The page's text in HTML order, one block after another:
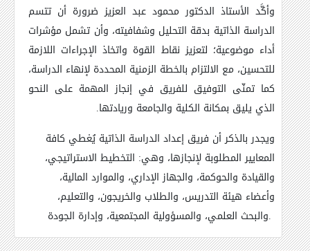
وأكَّد الأستاذ الدكتور محمود عبد العزيز ضرورة أن تتسم
الدراسة الذاتية بدقة التحليل وشفافيته، وأن تشمل مؤشرات
أداء موضوعية؛ لتعزيز نقاط القوة واتخاذ الإجراءات اللازمة
للتحسين، مع الالتزام بالخطة الزمنية المحددة لإنهاء الدراسة،
كما تمنّى التوفيق للفريق في إنجاز المهمة على النحو
الذي يليق بمكانة الكلية والجامعة وريادتها.
ويجدر بالذكر أن فريق إعداد الدراسة الذاتية يُغطي كافة
المعايير المطلوبة لإنجازها، وهي: التخطيط الاستراتيجي،
والقيادة والحوكمة، والجهاز الإداري، والموارد المالية،
وأعضاء هيئة التدريس، والطلاب والخريجون، والتعليم،
والبحث العلمي، والمسؤولية المجتمعية، وإدارة الجودة.